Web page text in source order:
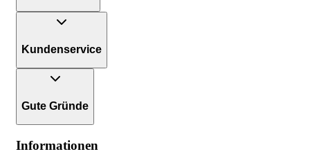
Kundenservice
Gute Gründe
Informationen